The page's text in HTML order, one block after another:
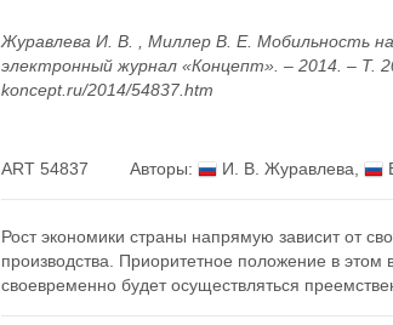
Журавлева И. В. , Миллер В. Е. Мобильность
электронный журнал «Концепт». – 2014. – Т.
koncept.ru/2014/54837.htm
ART 54837 Авторы: И. В. Журавлева
Рост экономики страны напрямую зависит от
производства. Приоритетное положение в этом
своевременно будет осуществляться